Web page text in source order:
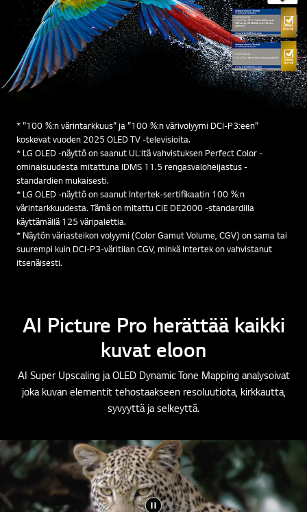
* ”100 %:n värintarkkuus” ja ”100 %:n värivolyymi DCI-P3:een”
koskevat vuoden 2025 OLED TV -televisioita.
* LG OLED -näyttö on saanut UL:ltä vahvistuksen Perfect Color -
ominaisuudesta mitattuna IDMS 11.5 rengasvaloheijastus -
standardien mukaisesti.
* LG OLED -näyttö on saanut Intertek-sertifikaatin 100 %:n
värintarkkuudesta. Tämä on mitattu CIE DE2000 -standardilla
käyttämällä 125 väripalettia.
* Näytön väriasteikon volyymi (Color Gamut Volume, CGV) on sama tai
suurempi kuin DCI-P3-väritilan CGV, minkä Intertek on vahvistanut
itsenäisesti.
AI Picture Pro herättää kaikki
kuvat eloon
AI Super Upscaling ja OLED Dynamic Tone Mapping analysoivat
joka kuvan elementit tehostaakseen resoluutiota, kirkkautta,
syvyyttä ja selkeyttä.